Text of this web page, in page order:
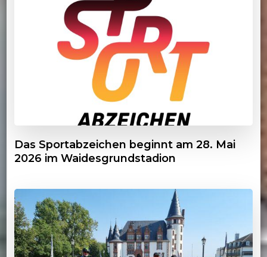
Das Sportabzeichen beginnt am 28. Mai
2026 im Waidesgrundstadion